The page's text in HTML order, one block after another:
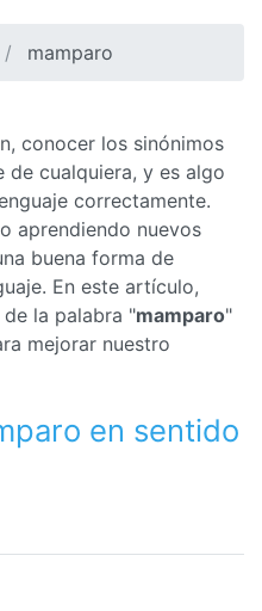
mamparo
conocer los sinónimos
de cualquiera, y es algo
correctamente.
aprendiendo nuevos
buena forma de
En este artículo,
la palabra "mamparo"
mejorar nuestro
en sentido